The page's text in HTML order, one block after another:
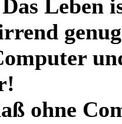
Leben
ohne